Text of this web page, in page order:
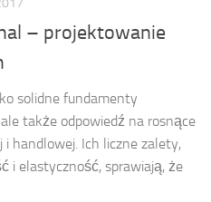
– projektowanie
solidne fundamenty
także odpowiedź na rosnące
i handlowej. Ich liczne zalety,
i elastyczność, sprawiają, że